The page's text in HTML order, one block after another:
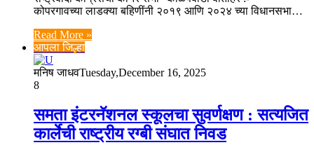
कोपरगावच्या लाडक्या बहिणींनी २०१९ आणि २०२४ च्या विधानसभा…
Read More »
आपला जिल्हा
मनिष जाधवTuesday,December 16, 2025
8
समता इंटरनॅशनल स्कूलचा सुवर्णक्षण : सत्यजित
कार्लेची राष्ट्रीय रग्बी संघात निवड